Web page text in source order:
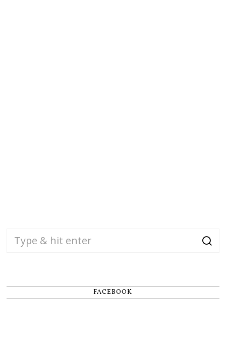
FACEBOOK